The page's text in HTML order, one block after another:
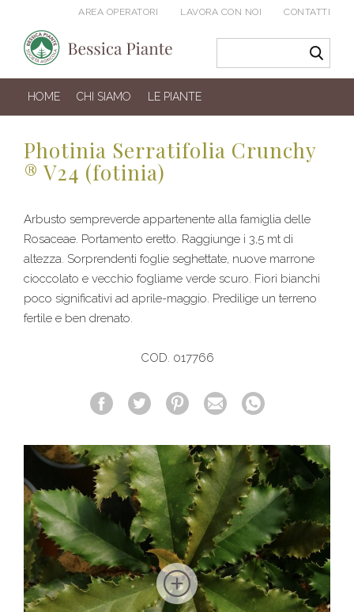
AREA OPERATORI LAVORA CON NOI CONTATTI
HOME CHI SIAMO LE PIANTE
Photinia Serratifolia Crunchy
® V24 (fotinia)
Arbusto sempreverde appartenente alla famiglia delle
Rosaceae. Portamento eretto. Raggiunge i 3,5 mt di
altezza. Sorprendenti foglie seghettate, nuove marrone
cioccolato e vecchio fogliame verde scuro. Fiori bianchi
poco significativi ad aprile-maggio. Predilige un terreno
fertile e ben drenato.
COD. 017766